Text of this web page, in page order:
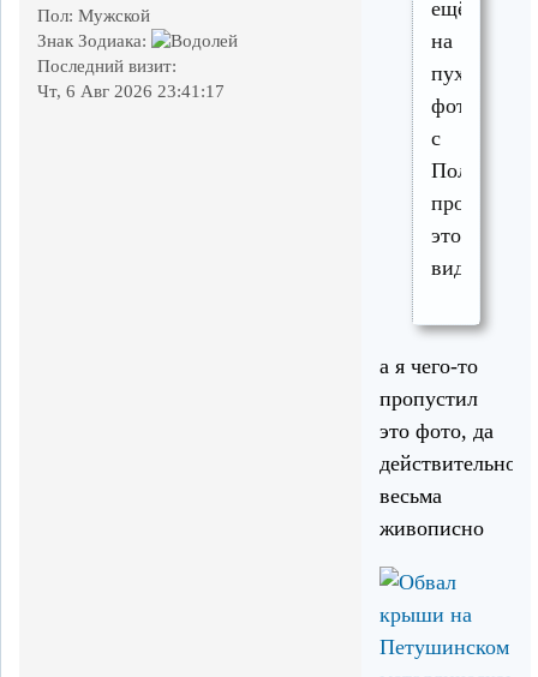
Пол: Мужской
Знак Зодиака:
Последний визит:
Чт, 6 Авг 2026 23:41:17
ещё
на
пуховой
фотке
с
Полевого
проезда
это
видно!
а я чего-то
пропустил
это фото, да
действительно
весьма
живописно